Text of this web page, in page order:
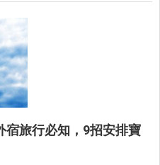
宿旅行必知，9招安排寶